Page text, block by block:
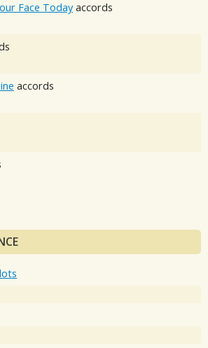
Face Today accords
accords